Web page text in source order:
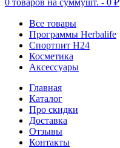
0 товаров на суммушт. - 0 ₽
Все товары
Программы Herbalife
Спортпит H24
Косметика
Аксессуары
Главная
Каталог
Про скидки
Доставка
Отзывы
Контакты